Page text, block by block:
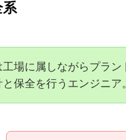
系
工場に属しながらプラン
保全を行うエンジニア